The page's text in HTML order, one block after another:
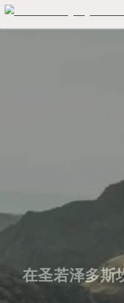
在圣若泽多斯